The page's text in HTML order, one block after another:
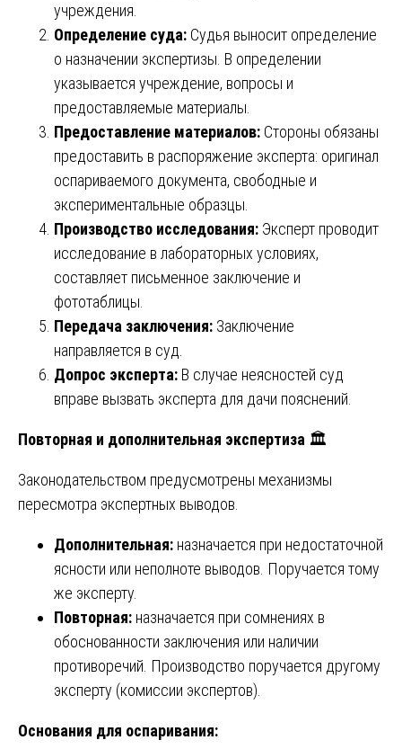
учреждения.
Определение суда: Судья выносит определение
о назначении экспертизы. В определении
указывается учреждение, вопросы и
предоставляемые материалы.
Предоставление материалов: Стороны обязаны
предоставить в распоряжение эксперта: оригинал
оспариваемого документа, свободные и
экспериментальные образцы.
Производство исследования: Эксперт проводит
исследование в лабораторных условиях,
составляет письменное заключение и
фототаблицы.
Передача заключения: Заключение
направляется в суд.
Допрос эксперта: В случае неясностей суд
вправе вызвать эксперта для дачи пояснений.
Повторная и дополнительная экспертиза 🏛️
Законодательством предусмотрены механизмы
пересмотра экспертных выводов.
Дополнительная: назначается при недостаточной
ясности или неполноте выводов. Поручается тому
же эксперту.
Повторная: назначается при сомнениях в
обоснованности заключения или наличии
противоречий. Производство поручается другому
эксперту (комиссии экспертов).
Основания для оспаривания: